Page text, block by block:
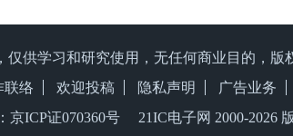
供学习和研究使用，无任何商业目的，版
联络 欢迎投稿 隐私声明 广告业务
京ICP证070360号 21IC电子网 2000-2026